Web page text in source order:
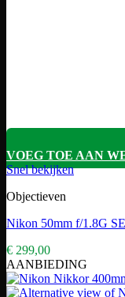
VOEG TOE AAN
Snel bekijken
Objectieven
Nikon 50mm f/1.8G
€ 299,00
AANBIEDING